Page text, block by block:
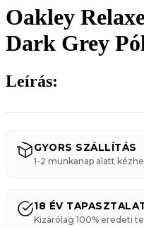
Oakley
Dark Grey
Leírás:
GYORS SZÁLLÍTÁS
1-2 munkanap alatt
18 ÉV
Kizárólag 100% eredeti